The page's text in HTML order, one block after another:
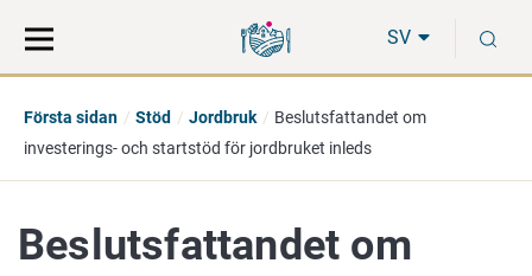
direkt
till
på
hela
SV
Första sidan Stöd Jordbruk
Beslutsfattandet om
investerings- och startstöd för jordbruket inleds
Beslutsfattandet om